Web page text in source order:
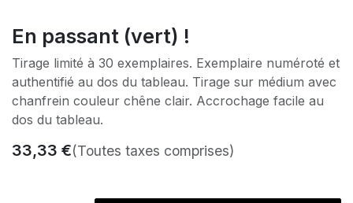
En passant (vert) !
Tirage limité à 30 exemplaires. Exemplaire numéroté et
authentifié au dos du tableau. Tirage sur médium avec
chanfrein couleur chêne clair. Accrochage facile au
dos du tableau.
33,33 €(Toutes taxes comprises)